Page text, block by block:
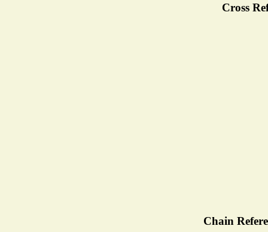
Cross
Chain